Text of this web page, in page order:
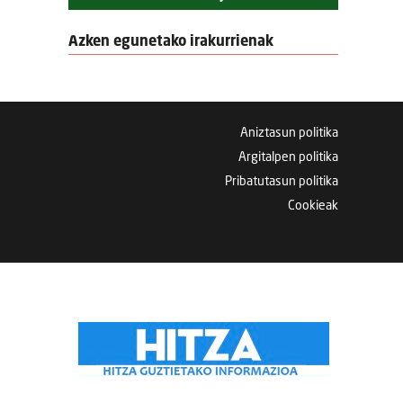
Azken egunetako irakurrienak
Aniztasun politika
Argitalpen politika
Pribatutasun politika
Cookieak